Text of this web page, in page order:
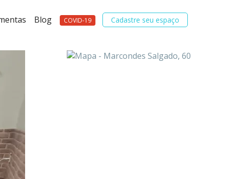
Blog COVID-19
Cadastre seu espaço